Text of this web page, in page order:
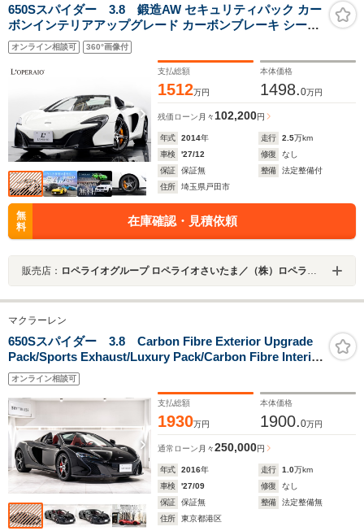
正マット オートマチ
ックハイビーム アイ
ドリングストップ プ
滑り軽減システム 運
転席/助手席エアバッ
ム 衝突安全ボディ
650Sスパイダー 3.8 鍛造AW セキュリティパック カー
ボンインテリアアップグレード カーボンブレーキ シート
カラーパイピング パドルシフト ローンチコントロール 油
圧サスアキュムレーター修理 タイヤ1月交換
オンライン相談可 360°画像付
支払総額
1512万円
本体価格
1498.0万円
残価ローン 月々 102,200円
年式 2014年 走行 2.5万km
車検
'27/12 修復
なし
保証
保証無 整備
法定整備付
住所
埼玉県戸田市
無
料
在庫確認・見積依頼
販売店： ロペライオグループ ロペライオさいたま／（株）ロペライオ
マクラーレン
650Sスパイダー 3.8 Carbon Fibre Exterior Upgrade
Pack/Sports Exhaust/Luxury Pack/Carbon Fibre Interior
Upgrade/Extended Carbon Fibre Interior
Upgrade/Security Pack/Stealth Pack
オンライン相談可
支払総額
1930万円
本体価格
1900.0万円
通常ローン 月々250,000円
年式 2016年 走行 1.0万km
車検
'27/09 修復
なし
保証
保証無 整備
法定整備無
住所
東京都港区